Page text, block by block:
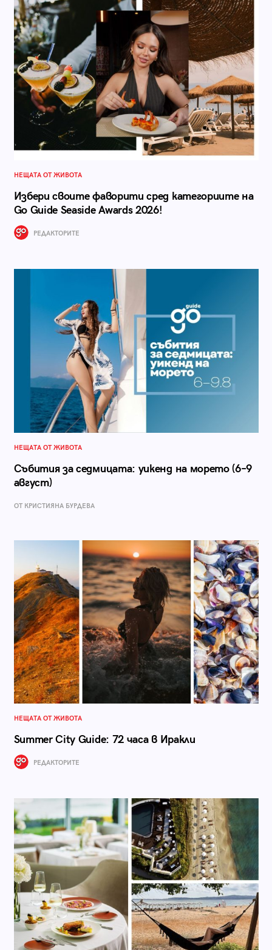
НЕЩАТА ОТ ЖИВОТА
Избери своите фаворити сред категориите на
Go Guide Seaside Awards 2026!
РЕДАКТОРИТЕ
НЕЩАТА ОТ ЖИВОТА
Събития за седмицата: уикенд на морето (6–9
август)
ОТ КРИСТИЯНА БУРДЕВА
НЕЩАТА ОТ ЖИВОТА
Summer City Guide: 72 часа в Иракли
РЕДАКТОРИТЕ